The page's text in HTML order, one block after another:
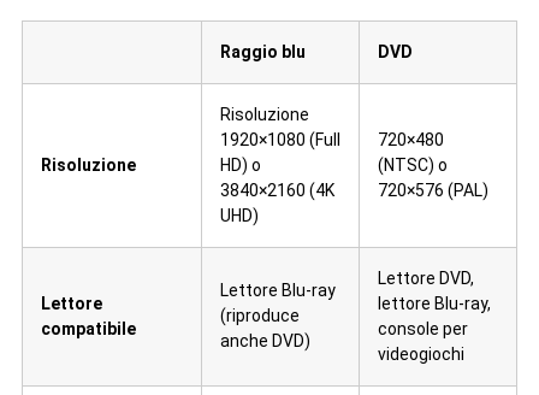
Raggio blu DVD
Risoluzione
Risoluzione
1920×1080 (Full
HD) o
3840×2160 (4K
UHD)
720×480
(NTSC) o
720×576 (PAL)
Lettore
compatibile
Lettore Blu-ray
(riproduce
anche DVD)
Lettore DVD,
lettore Blu-ray,
console per
videogiochi